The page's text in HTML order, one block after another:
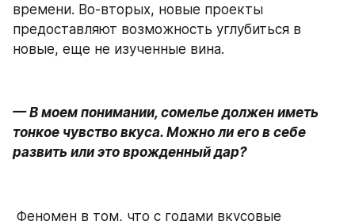
времени. Во-вторых, новые проекты
предоставляют возможность углубиться в
новые, еще не изученные вина.
— В моем понимании, сомелье должен иметь
тонкое чувство вкуса. Можно ли его в себе
развить или это врожденный дар?